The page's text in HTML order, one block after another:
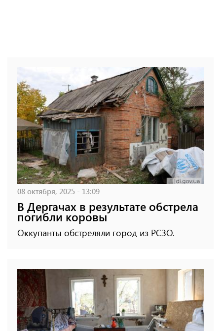
08 октября, 2025 - 13:09
В Дергачах в результате обстрела
погибли коровы
Оккупанты обстреляли город из РСЗО.